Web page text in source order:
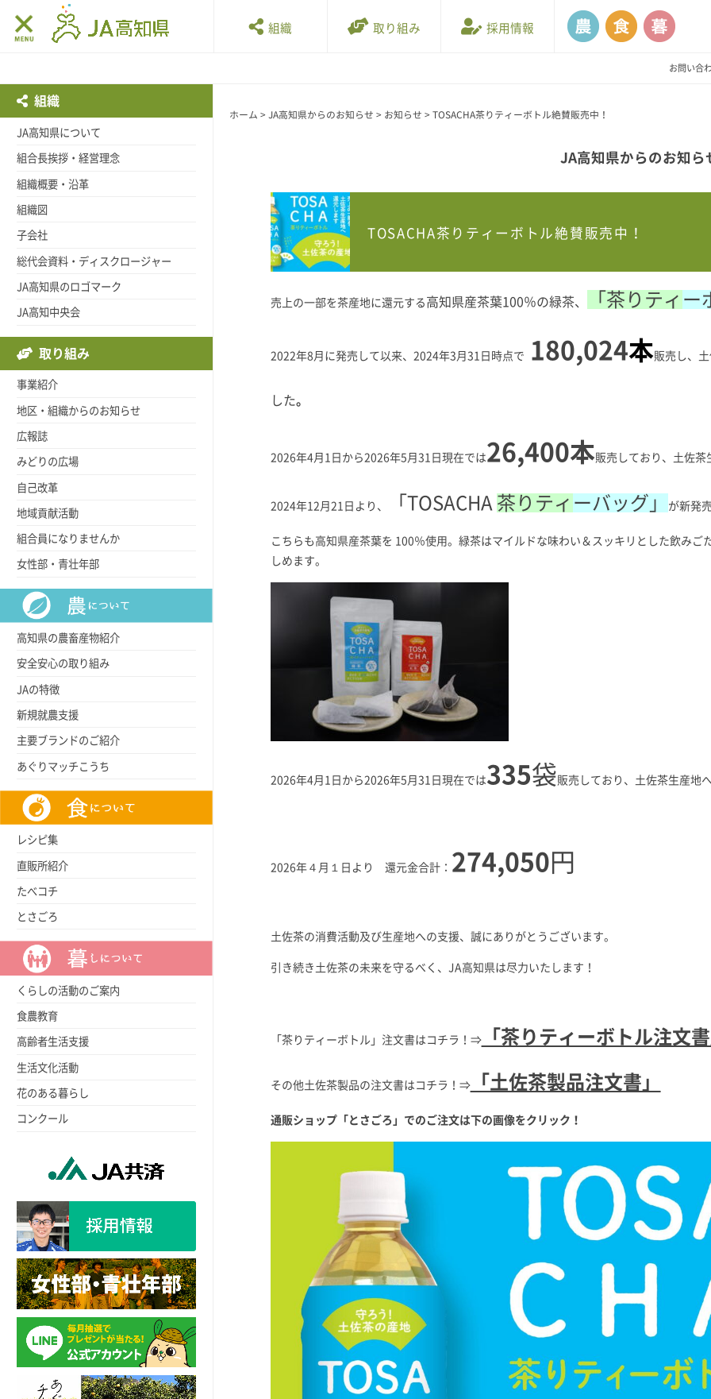
組織 取り組み 採用情報
お問い合
ホーム > JA高知県からのお知らせ > お知らせ > TOSACHA茶りティーボトル絶賛販売中！
JA高知県からのお知ら
TOSACHA茶りティーボトル絶賛販売中！
売上の一部を茶産地に還元する 高知県産茶葉100％の緑茶、 「茶りティ ー
2022年8月に発売して以来、2024年3月31日時点で 180,024本販売し、
した。
2026年4月1日から2026年5月31日現在では26,400本販売しており、土佐茶
2024年12月21日より、 「TOSACHA 茶りティ ー バッグ」 が新発
こちらも高知県産茶葉を 100％使用。緑茶はマイルドな味わい＆スッキリとした飲み
しめます。
2026年4月1日から2026年5月31日現在では335袋販売しており、土佐茶生産地
2026年４月１日より 還元金合計： 274,050円
土佐茶の消費活動及び生産地への支援、誠にありがとうございます。
引き続き土佐茶の未来を守るべく、JA高知県は尽力いたします！
「茶りティーボトル」注文書はコチラ！⇒「茶りティーボトル注文
その他土佐茶製品の注文書はコチラ！⇒「土佐茶製品注文書」
通販ショップ「とさごろ」でのご注文は下の画像をクリック！
組織
JA高知県について
組合長挨拶・経営理念
組織概要・沿革
組織図
子会社
総代会資料・ディスクロージャー
JA高知県のロゴマーク
JA高知中央会
取り組み
事業紹介
地区・組織からのお知らせ
広報誌
みどりの広場
自己改革
地域貢献活動
組合員になりませんか
女性部・青壮年部
高知県の農畜産物紹介
安全安心の取り組み
JAの特徴
新規就農支援
主要ブランドのご紹介
あぐりマッチこうち
レシピ集
直販所紹介
たべコチ
とさごろ
くらしの活動のご案内
食農教育
高齢者生活支援
生活文化活動
花のある暮らし
コンクール